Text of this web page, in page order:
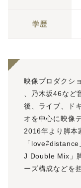
学歴
映像プロダクシ
、乃木坂46な
後、ライブ、ド
オを中心に映像
2016年より脚本
「
J Double Mix」
ーズ構成などを